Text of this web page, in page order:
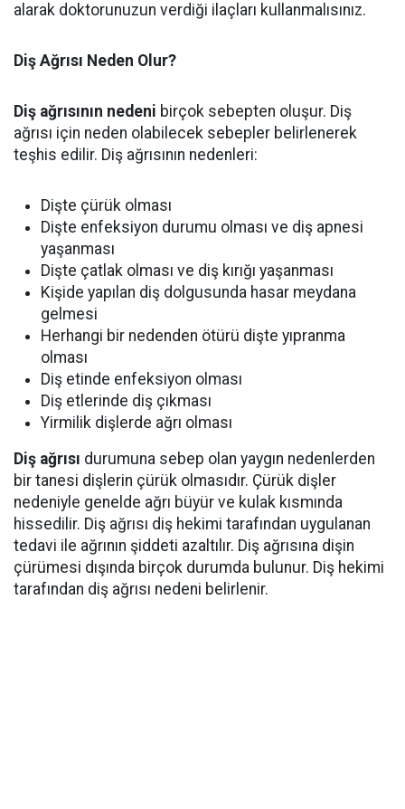
alarak doktorunuzun verdiği ilaçları kullanmalısınız.
Diş Ağrısı Neden Olur?
Diş ağrısının nedeni birçok sebepten oluşur. Diş
ağrısı için neden olabilecek sebepler belirlenerek
teşhis edilir. Diş ağrısının nedenleri:
Dişte çürük olması
Dişte enfeksiyon durumu olması ve diş apnesi
yaşanması
Dişte çatlak olması ve diş kırığı yaşanması
Kişide yapılan diş dolgusunda hasar meydana
gelmesi
Herhangi bir nedenden ötürü dişte yıpranma
olması
Diş etinde enfeksiyon olması
Diş etlerinde diş çıkması
Yirmilik dişlerde ağrı olması
Diş ağrısı durumuna sebep olan yaygın nedenlerden
bir tanesi dişlerin çürük olmasıdır. Çürük dişler
nedeniyle genelde ağrı büyür ve kulak kısmında
hissedilir. Diş ağrısı diş hekimi tarafından uygulanan
tedavi ile ağrının şiddeti azaltılır. Diş ağrısına dişin
çürümesi dışında birçok durumda bulunur. Diş hekimi
tarafından diş ağrısı nedeni belirlenir.